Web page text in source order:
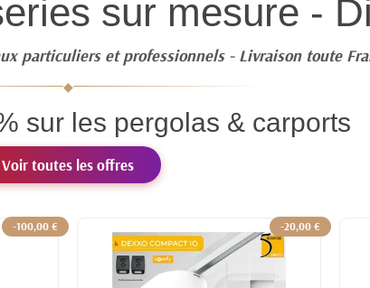
sur mesure -
particuliers et professionnels - Livraison toute
◆
sur les pergolas & carports
Voir toutes les offres
-100,00 € -20,00 €